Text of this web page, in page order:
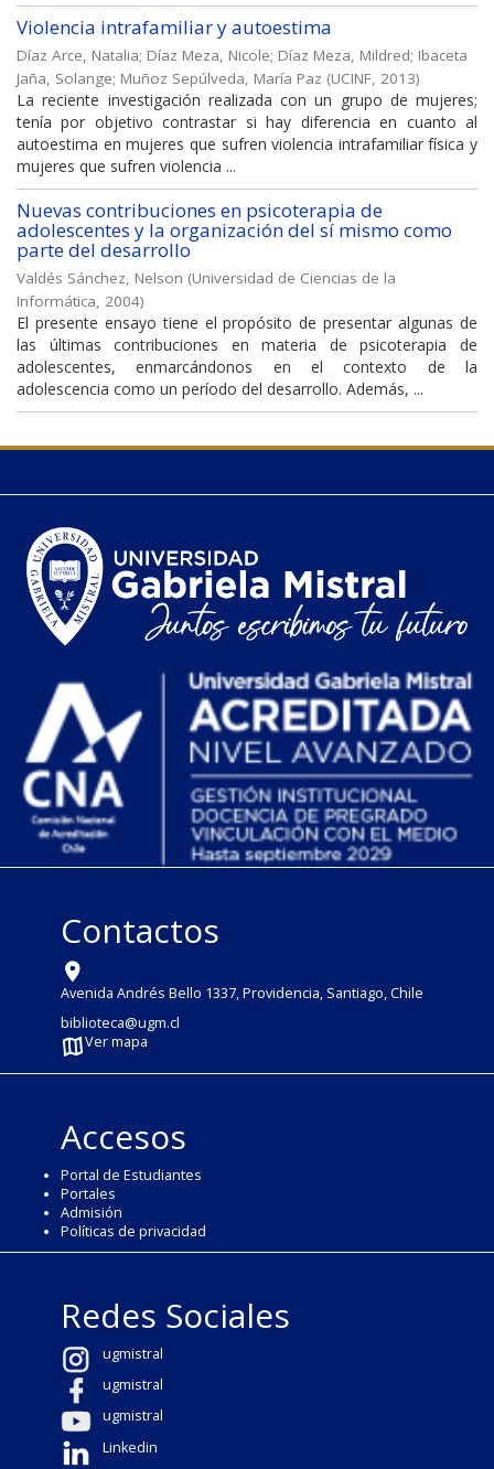
Violencia intrafamiliar y autoestima
Díaz Arce, Natalia; Díaz Meza, Nicole; Díaz Meza, Mildred; Ibaceta
Jaña, Solange; Muñoz Sepúlveda, María Paz (UCINF, 2013)
La reciente investigación realizada con un grupo de mujeres;
tenía por objetivo contrastar si hay diferencia en cuanto al
autoestima en mujeres que sufren violencia intrafamiliar física y
mujeres que sufren violencia ...
Nuevas contribuciones en psicoterapia de
adolescentes y la organización del sí mismo como
parte del desarrollo
Valdés Sánchez, Nelson (Universidad de Ciencias de la
Informática, 2004)
El presente ensayo tiene el propósito de presentar algunas de
las últimas contribuciones en materia de psicoterapia de
adolescentes, enmarcándonos en el contexto de la
adolescencia como un período del desarrollo. Además, ...
Contactos
Avenida Andrés Bello 1337, Providencia, Santiago, Chile
biblioteca@ugm.cl
Ver mapa
Accesos
Portal de Estudiantes
Portales
Admisión
Políticas de privacidad
Redes Sociales
ugmistral
ugmistral
ugmistral
Linkedin